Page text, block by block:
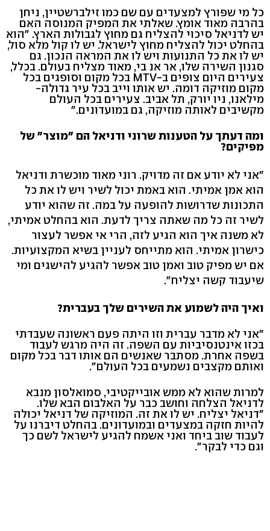
כל מי שפורץ למצעדים עם שם כמו זילברשטיין, ניחן
בהרבה מאוד אומץ. שאלתי את המפיק המנוסה האם
יש לדניאל סיכוי להצליח גם מחוץ לגבולות הארץ. "הוא
בהחלט יכול להצליח מחוץ לישראל. יש לו קול מלא סול,
יש לו את כל התנועות ויש לו את המראה הנכון. גם
סגנון השירה שלו, אר אנ בי, מאוד מצליח בעולם. בכלל,
צעירים היום צופים ב-MTV בכל מקום וסופגים בכל
מקום מוזיקה דומה. יש אותו וייב בכל עיר גדולה-
מילאנו, ניו יורק, תל אביב. צעירים בכל העולם
מקשיבים לאותה מוזיקה, גם במועדונים."
ומה דעתך על הטענות שרוני ודניאל הם "מוצר" של
מפיקים?
"אני לא יודע אם זה מדויק. רוני מאוד מוכשרת ודניאל
הוא אמן אמיתי. הוא באמת יכול לשיר ויש לו את כל
התכונות שדרושות להופעה על במה. זה שהוא יודע
לשיר זה כל מה שאתה צריך לדעת. הוא בהחלט אמיתי,
לא משנה איך הוא הגיע לזה, הרי אי אפשר לעצור
כישרון אמיתי. הוא מתייחס לעניין בשיא המקצועיות.
אם יש מפיק טוב ואמן טוב אפשר להגיע להישגים ומי
שיעבוד קשה יצליח".
ואיך היה לשמוע את השירים שלך בעברית?
"אני לא מדבר עברית וזו היתה פעם ראשונה שעבדתי
בכזו אינטנסיביות עם השפה. זה היה מרגש לעבוד
בשפה אחרת. מסתבר שאנשים הם אותו דבר בכל מקום
ואותם מקצבים נשמעים בכל העולם".
למרות שהוא לא ממש אובייקטיבי, סמואלסון מנבא
לדניאל הצלחה וחושב כבר על האלבום הבא שלו.
"דניאל יצליח. יש לו את זה. המוזיקה של דניאל יכולה
להיות חזקה במצעדים ובמועדונים. בהחלט דיברנו על
לעבוד שוב ביחד ואני אשמח להגיע לישראל לשם כך
וגם כדי לבקר".